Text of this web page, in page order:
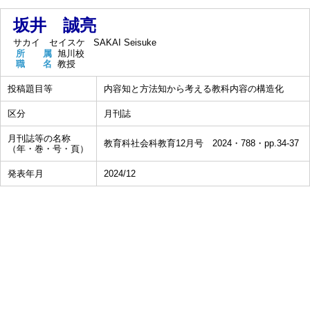
坂井 誠亮
サカイ セイスケ
SAKAI Seisuke
所 属 旭川校
職 名 教授
投稿題目等 内容知と方法知から考える教科内容の構造化
区分 月刊誌
月刊誌等の名称
（年・巻・号・頁）
教育科社会科教育12月号 2024・788・pp.34-37
発表年月 2024/12